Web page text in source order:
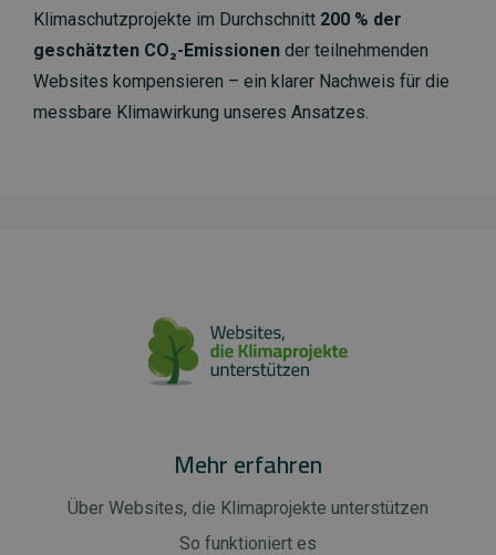
Klimaschutzprojekte im Durchschnitt 200 % der
geschätzten CO₂-Emissionen der teilnehmenden
Websites kompensieren – ein klarer Nachweis für die
messbare Klimawirkung unseres Ansatzes.
Mehr erfahren
Über Websites, die Klimaprojekte unterstützen
So funktioniert es